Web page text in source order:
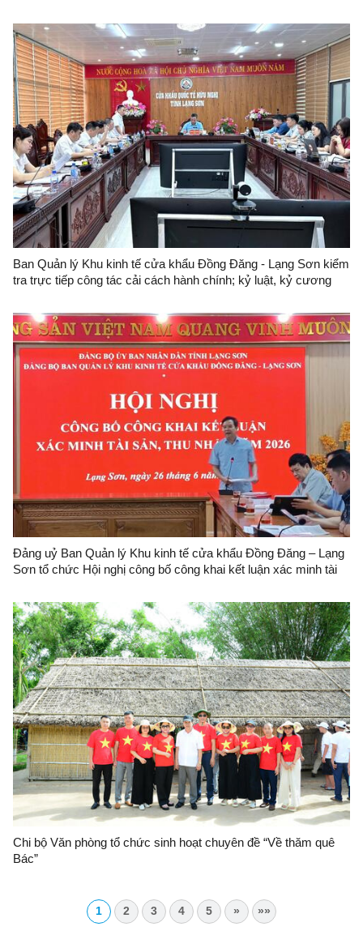
Ban Quản lý Khu kinh tế cửa khẩu Đồng Đăng - Lạng Sơn kiểm
tra trực tiếp công tác cải cách hành chính; kỷ luật, kỷ cương
Đảng uỷ Ban Quản lý Khu kinh tế cửa khẩu Đồng Đăng – Lạng
Sơn tổ chức Hội nghị công bố công khai kết luận xác minh tài
Chi bộ Văn phòng tổ chức sinh hoạt chuyên đề “Về thăm quê
Bác”
1 2 3 4 5 » »»